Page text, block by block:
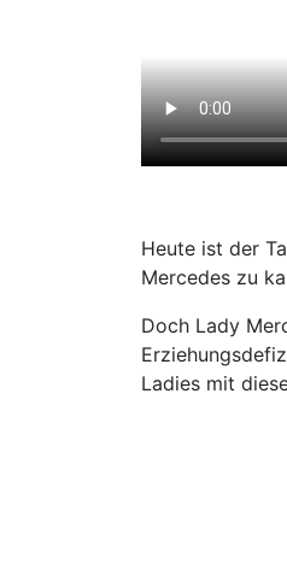
Heute ist der
Mercedes zu
Doch Lady
Ladies mit